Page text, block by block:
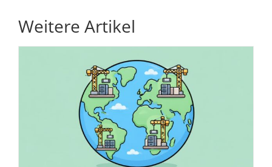
Weitere Artikel